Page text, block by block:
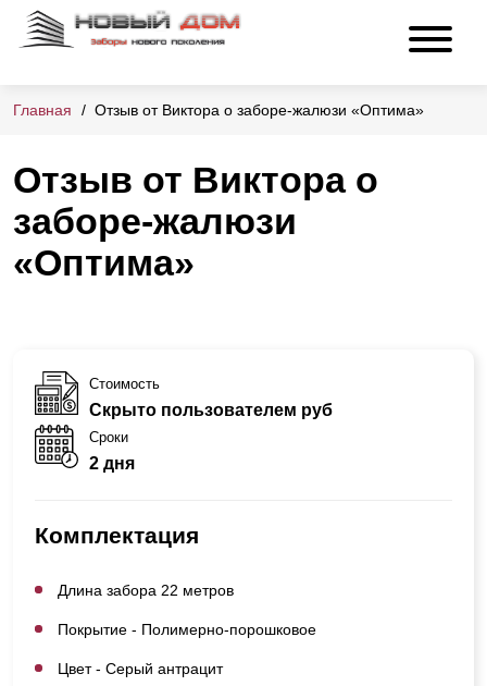
Главная Отзыв от Виктора о заборе-жалюзи «Оптима»
Отзыв от Виктора о
заборе-жалюзи
«Оптима»
Стоимость
Скрыто пользователем руб
Сроки
2 дня
Комплектация
Длина забора 22 метров
Покрытие - Полимерно-порошковое
Цвет - Серый антрацит